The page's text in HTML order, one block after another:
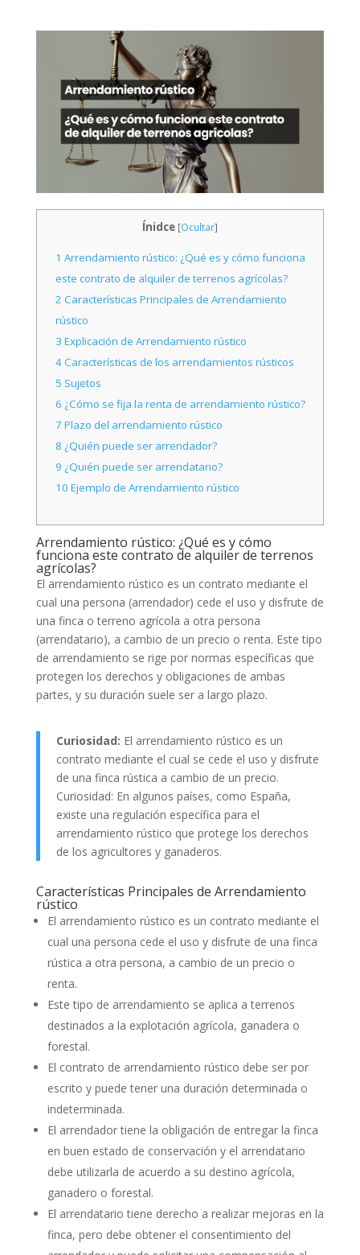
Ínidce [Ocultar]
1 Arrendamiento rústico: ¿Qué es y cómo funciona
este contrato de alquiler de terrenos agrícolas?
2 Características Principales de Arrendamiento
rústico
3 Explicación de Arrendamiento rústico
4Características de los arrendamientos rústicos
5 Sujetos
6 ¿Cómo se fija la renta de arrendamiento rústico?
7 Plazo del arrendamiento rústico
8 ¿Quién puede ser arrendador?
9 ¿Quién puede ser arrendatario?
10 Ejemplo de Arrendamiento rústico
Arrendamiento rústico: ¿Qué es y cómo
funciona este contrato de alquiler de terrenos
agrícolas?
El arrendamiento rústico es un contrato mediante el
cual una persona (arrendador) cede el uso y disfrute de
una finca o terreno agrícola a otra persona
(arrendatario), a cambio de un precio o renta. Este tipo
de arrendamiento se rige por normas específicas que
protegen los derechos y obligaciones de ambas
partes, y su duración suele ser a largo plazo.
Curiosidad: El arrendamiento rústico es un
contrato mediante el cual se cede el uso y disfrute
de una finca rústica a cambio de un precio.
Curiosidad: En algunos países, como España,
existe una regulación específica para el
arrendamiento rústico que protege los derechos
de los agricultores y ganaderos.
Características Principales de Arrendamiento
rústico
El arrendamiento rústico es un contrato mediante el
cual una persona cede el uso y disfrute de una finca
rústica a otra persona, a cambio de un precio o
renta.
Este tipo de arrendamiento se aplica a terrenos
destinados a la explotación agrícola, ganadera o
forestal.
El contrato de arrendamiento rústico debe ser por
escrito y puede tener una duración determinada o
indeterminada.
El arrendador tiene la obligación de entregar la finca
en buen estado de conservación y el arrendatario
debe utilizarla de acuerdo a su destino agrícola,
ganadero o forestal.
El arrendatario tiene derecho a realizar mejoras en la
finca, pero debe obtener el consentimiento del